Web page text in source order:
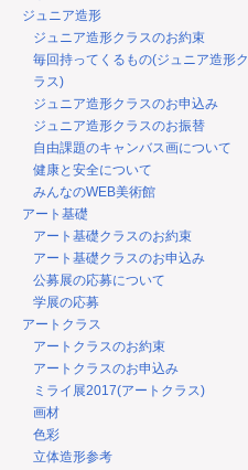
ジュニア造形
ジュニア造形クラスのお約束
毎回持ってくるもの(ジュニア造形ク
ラス)
ジュニア造形クラスのお申込み
ジュニア造形クラスのお振替
自由課題のキャンバス画について
健康と安全について
みんなのWEB美術館
アート基礎
アート基礎クラスのお約束
アート基礎クラスのお申込み
公募展の応募について
学展の応募
アートクラス
アートクラスのお約束
アートクラスのお申込み
ミライ展2017(アートクラス)
画材
色彩
立体造形参考